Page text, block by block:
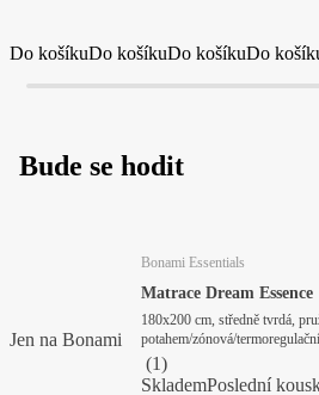
Do košíkuDo košíkuDo košíkuDo
Bude se hodit
Jen na Bonami
Bonami Essentials
Matrace Dream Essence
180x200 cm, středně tvrdá,
potahem/zónová/
tloušťka 21 cm, nosnost 240 kg
(1)
SklademPoslední